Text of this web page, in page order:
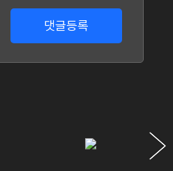
댓글등록